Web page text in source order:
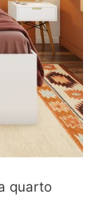
quarto